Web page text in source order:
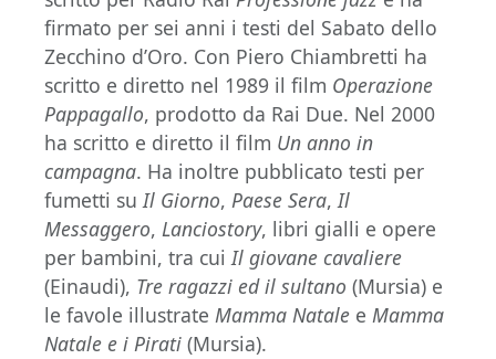
firmato per sei anni i testi del Sabato dello
Zecchino d’Oro. Con Piero Chiambretti ha
scritto e diretto nel 1989 il film Operazione
Pappagallo, prodotto da Rai Due. Nel 2000
ha scritto e diretto il film Un anno in
campagna. Ha inoltre pubblicato testi per
fumetti suIl Giorno, Paese Sera,Il
Messaggero, Lanciostory, libri gialli e opere
per bambini, tra cuiIl giovane cavaliere
(Einaudi), Tre ragazzi ed il sultano (Mursia) e
le favole illustrate Mamma Natale e Mamma
Natale e i Pirati (Mursia).